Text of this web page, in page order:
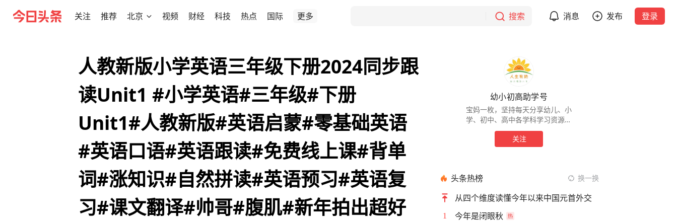
关注 推荐 北京 视频 财经 科技 热点 国际 更多 搜索 消息 发布 登录
人教新版小学英语三年级下册2024同步跟
读Unit1 #小学英语#三年级#下册
Unit1#人教新版#英语启蒙#零基础英语
#英语口语#英语跟读#免费线上课#背单
词#涨知识#自然拼读#英语预习#英语复
习#课文翻译#帅哥#腹肌#新年拍出超好
幼小初高助学号
宝妈一枚，坚持每天分享幼儿、小
学、初中、高中各学科学习资源，
帮助宝爸宝妈快乐辅导！所有作品
均使用了护眼色，建议使用Pad或
电纸书等大屏设备观看
关注
头条热榜 换一换
从四个维度读懂今年以来中国元首外交
1 今年是闭眼秋